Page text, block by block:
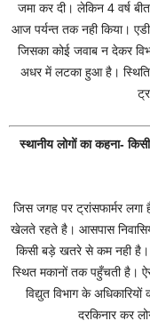
जमा कर दी। लेकिन 4 वर्ष
आज पर्यन्त तक नही किया।
जिसका कोई जवाब न देकर
अधर में लटका हुआ है। स्थिति
स्थानीय लोगों का कहना-
जिस जगह पर ट्रांसफार्मर
खेलते रहते है। आसपास
किसी बड़े खतरे से कम नही है।
स्थित मकानों तक पहुँचती है।
विद्युत विभाग के
दरकिनार कर